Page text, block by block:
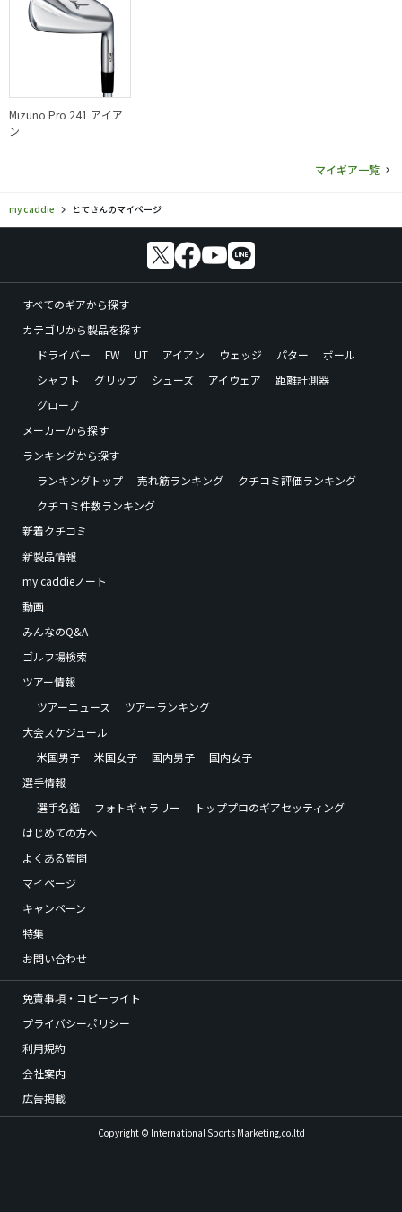
Mizuno Pro 241 アイア
ン
マイギア一覧
my caddie とてさんのマイページ
すべてのギアから探す
カテゴリから製品を探す
ドライバー
FW UT アイアン ウェッジ パター
ボール
シャフト
グリップ シューズ アイウェア
距離計測器
グローブ
メーカーから探す
ランキングから探す
ランキングトップ
売れ筋ランキング
クチコミ評価ランキング
クチコミ件数ランキング
新着クチコミ
新製品情報
my caddieノート
動画
みんなのQ&A
ゴルフ場検索
ツアー情報
ツアーニュース
ツアーランキング
大会スケジュール
米国男子
米国女子 国内男子
国内女子
選手情報
選手名鑑
フォトギャラリー
トッププロのギアセッティング
はじめての方へ
よくある質問
マイページ
キャンペーン
特集
お問い合わせ
免責事項・コピーライト
プライバシーポリシー
利用規約
会社案内
広告掲載
Copyright © International Sports Marketing,co.ltd